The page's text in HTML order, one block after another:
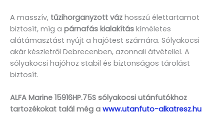
A masszív, tűzihorganyzott váz hosszú élettartamot
biztosít, míg a párnafás kialakítás kíméletes
alátámasztást nyújt a hajótest számára. Sólyakocsi
akár készletről Debrecenben, azonnali átvétellel. A
sólyakocsi hajóhoz stabil és biztonságos tárolást
biztosít.
ALFA Marine 15916HP.75S sólyakocsi utánfutókhoz
tartozékokat talál még a www.utanfuto-alkatresz.hu